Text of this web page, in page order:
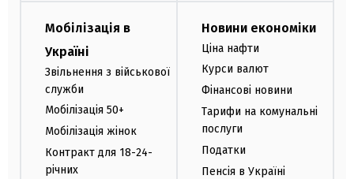
Мобілізація в
Україні
Звільнення з військової
служби
Мобілізація 50+
Мобілізація жінок
Контракт для 18-24-
річних
Новини економіки
Ціна нафти
Курси валют
Фінансові новини
Тарифи на комунальні
послуги
Податки
Пенсія в Україні